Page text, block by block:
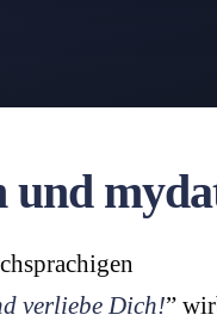
verliebe Dich!”